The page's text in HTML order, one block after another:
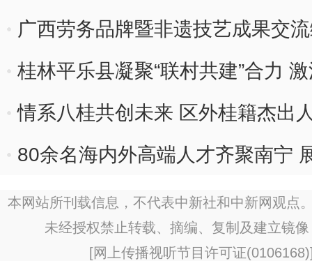
广西劳务品牌暨非遗技艺成果交
桂林平乐县凝聚“联村共建”合力
情系八桂共创未来 区外桂籍杰出
80余名海内外高端人才齐聚南宁
本网站所刊载信息，不代表中新社和中新网观点
未经授权禁止转载、摘编、复制及建立镜
[网上传播视听节目许可证(0106168)